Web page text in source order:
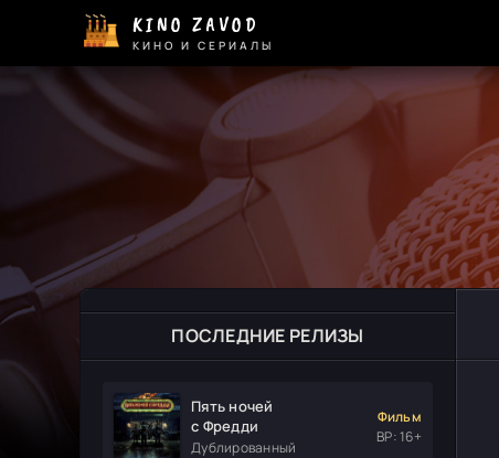
KINO ZAVOD
КИНО И СЕРИАЛЫ
ПОСЛЕДНИЕ РЕЛИЗЫ
Пять ночей
с Фредди
Дублированный
Фильм
ВР: 16+